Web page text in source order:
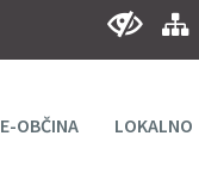
E-OBČINA LOKALNO